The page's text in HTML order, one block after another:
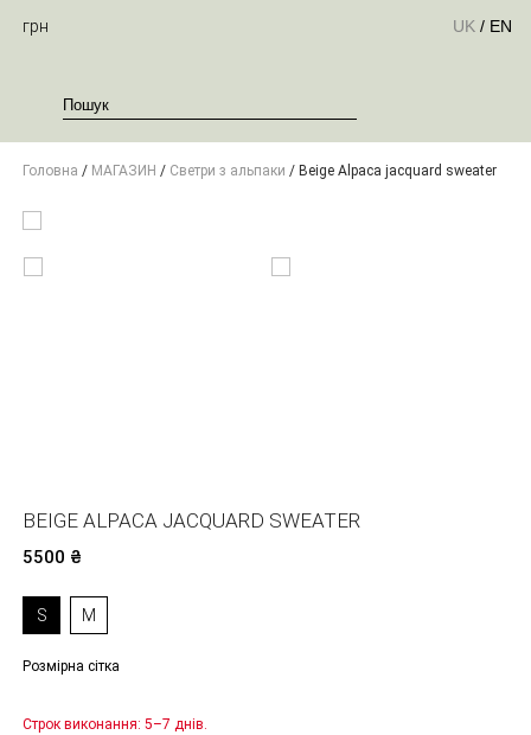
грн UK / EN
Головна / МАГАЗИН / Светри з альпаки / Beige Alpaca jacquard sweater
BEIGE ALPACA JACQUARD SWEATER
5500 ₴
S M
Розмірна сітка
Строк виконання: 5–7 днів.